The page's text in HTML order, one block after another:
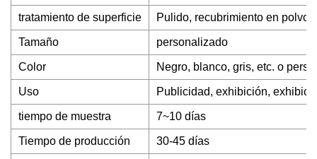
tratamiento de superficie Pulido, recubrimiento en
Tamaño personalizado
Color Negro, blanco, gris, etc. o
Uso Publicidad, exhibición,
tiempo de muestra 7~10 días
Tiempo de producción 30-45 días